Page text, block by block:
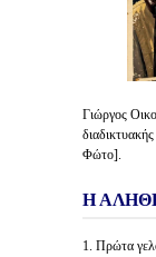
Γιώργος
Φώτο].
Η
1. Πρώτα